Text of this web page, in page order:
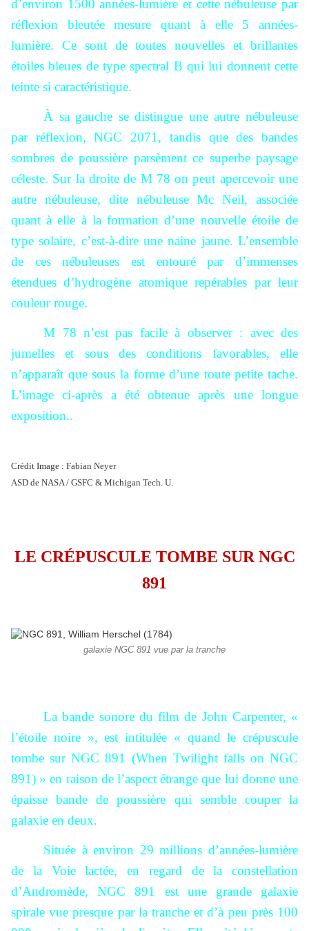
d’environ 1500 années-lumière et cette nébuleuse par
réflexion bleutée mesure quant à elle 5 années-
lumière. Ce sont de toutes nouvelles et brillantes
étoiles bleues de type spectral B qui lui donnent cette
teinte si caractéristique.
À sa gauche se distingue une autre nébuleuse
par réflexion, NGC 2071, tandis que des bandes
sombres de poussière parsèment ce superbe paysage
céleste. Sur la droite de M 78 on peut apercevoir une
autre nébuleuse, dite nébuleuse Mc Neil, associée
quant à elle à la formation d’une nouvelle étoile de
type solaire, c’est-à-dire une naine jaune. L’ensemble
de ces nébuleuses est entouré par d’immenses
étendues d’hydrogène atomique repérables par leur
couleur rouge.
M 78 n’est pas facile à observer : avec des
jumelles et sous des conditions favorables, elle
n’apparaît que sous la forme d’une toute petite tache.
L’image ci-après a été obtenue après une longue
exposition..
Crédit Image : Fabian Neyer
ASD de NASA / GSFC & Michigan Tech. U.
LE CRÉPUSCULE TOMBE SUR NGC
891
galaxie NGC 891 vue par la tranche
La bande sonore du film de John Carpenter, «
l’étoile noire », est intitulée « quand le crépuscule
tombe sur NGC 891 (When Twilight falls on NGC
891) » en raison de l’aspect étrange que lui donne une
épaisse bande de poussière qui semble couper la
galaxie en deux.
Située à environ 29 millions d’années-lumière
de la Voie lactée, en regard de la constellation
d’Andromède, NGC 891 est une grande galaxie
spirale vue presque par la tranche et d’à peu près 100